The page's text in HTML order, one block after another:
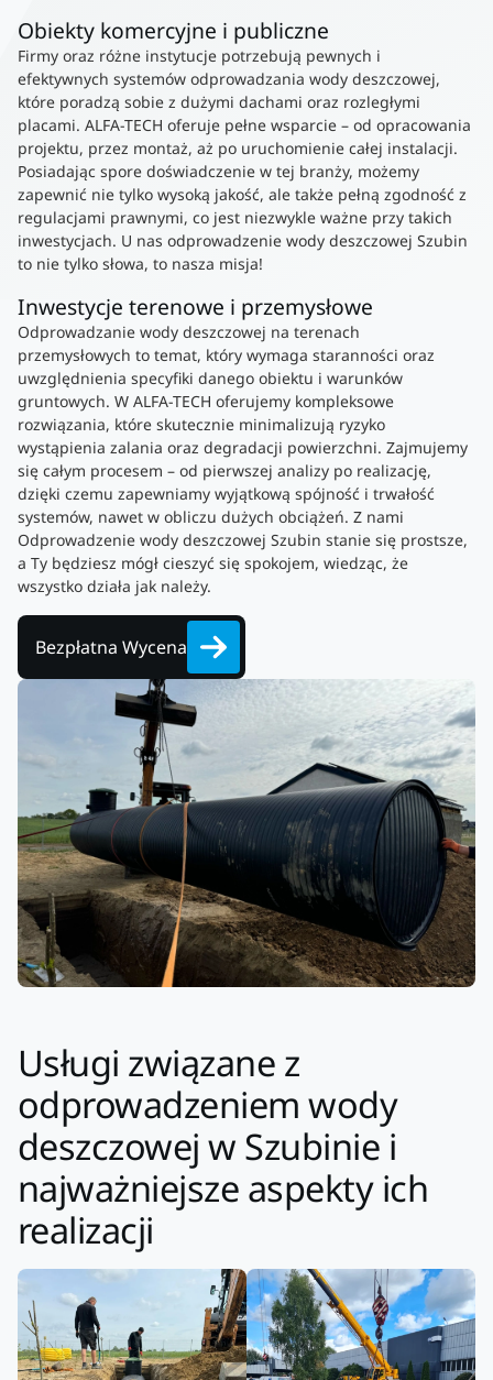
Obiekty komercyjne i publiczne
Firmy oraz różne instytucje potrzebują pewnych i
efektywnych systemów odprowadzania wody deszczowej,
które poradzą sobie z dużymi dachami oraz rozległymi
placami. ALFA-TECH oferuje pełne wsparcie – od opracowania
projektu, przez montaż, aż po uruchomienie całej instalacji.
Posiadając spore doświadczenie w tej branży, możemy
zapewnić nie tylko wysoką jakość, ale także pełną zgodność z
regulacjami prawnymi, co jest niezwykle ważne przy takich
inwestycjach. U nas odprowadzenie wody deszczowej Szubin
to nie tylko słowa, to nasza misja!
Inwestycje terenowe i przemysłowe
Odprowadzanie wody deszczowej na terenach
przemysłowych to temat, który wymaga staranności oraz
uwzględnienia specyfiki danego obiektu i warunków
gruntowych. W ALFA-TECH oferujemy kompleksowe
rozwiązania, które skutecznie minimalizują ryzyko
wystąpienia zalania oraz degradacji powierzchni. Zajmujemy
się całym procesem – od pierwszej analizy po realizację,
dzięki czemu zapewniamy wyjątkową spójność i trwałość
systemów, nawet w obliczu dużych obciążeń. Z nami
Odprowadzenie wody deszczowej Szubin stanie się prostsze,
a Ty będziesz mógł cieszyć się spokojem, wiedząc, że
wszystko działa jak należy.
Bezpłatna Wycena
Usługi związane z
odprowadzeniem wody
deszczowej w Szubinie i
najważniejsze aspekty ich
realizacji